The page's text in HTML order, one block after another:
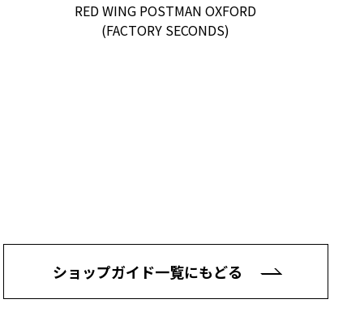
RED WING POSTMAN OXFORD
(FACTORY SECONDS)
ショップガイド一覧にもどる